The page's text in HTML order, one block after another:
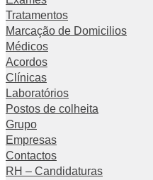
Tratamentos
Marcação de Domicilios
Médicos
Acordos
Clínicas
Laboratórios
Postos de colheita
Grupo
Empresas
Contactos
RH – Candidaturas